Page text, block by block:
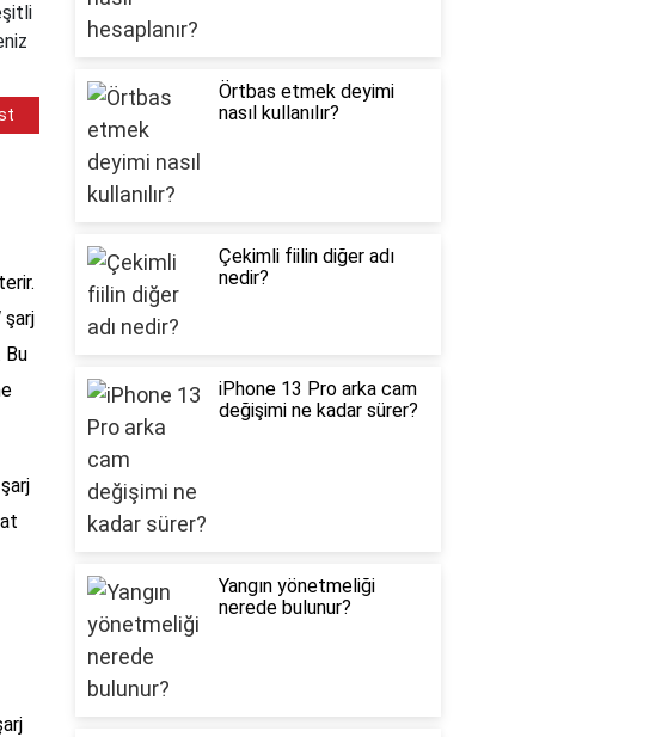
şarj
Bu
Örtbas etmek deyimi
nasıl kullanılır?
Çekimli fiilin diğer adı
nedir?
iPhone 13 Pro arka cam
değişimi ne kadar sürer?
Yangın yönetmeliği
nerede bulunur?